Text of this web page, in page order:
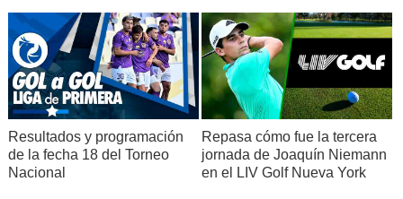
Resultados y programación
de la fecha 18 del Torneo
Nacional
Repasa cómo fue la tercera
jornada de Joaquín Niemann
en el LIV Golf Nueva York